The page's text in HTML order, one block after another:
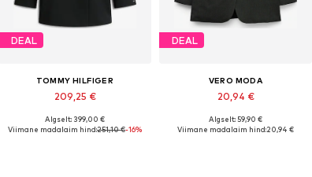
DEAL
TOMMY HILFIGER
209,25 €
Saadaolevad suurused: 34, 36, 38, 40, 42
Algselt: 399,00 €
Viimane madalaim hind:251,10 €-16%
DEAL
VERO MODA
20,94 €
Saadaolevad suurused: 34, 36, 38
Algselt: 59,90 €
Viimane madalaim hind:20,94 €